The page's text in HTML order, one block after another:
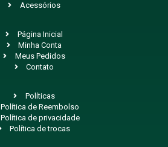
Acessórios
Página Inicial
Minha Conta
Meus Pedidos
Contato
Políticas
Política de Reembolso
Política de privacidade
Política de trocas